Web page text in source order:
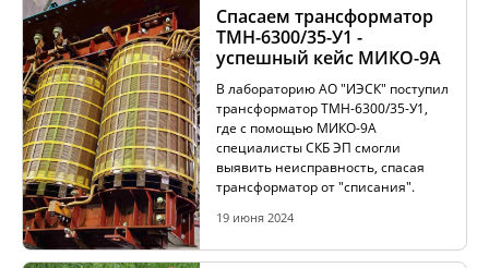
Спасаем трансформатор
ТМН-6300/35-У1 -
успешный кейс МИКО-9А
В лабораторию АО "ИЭСК" поступил
трансформатор ТМН-6300/35-У1,
где с помощью МИКО-9А
специалисты СКБ ЭП смогли
выявить неисправность, спасая
трансформатор от "списания".
19 июня 2024